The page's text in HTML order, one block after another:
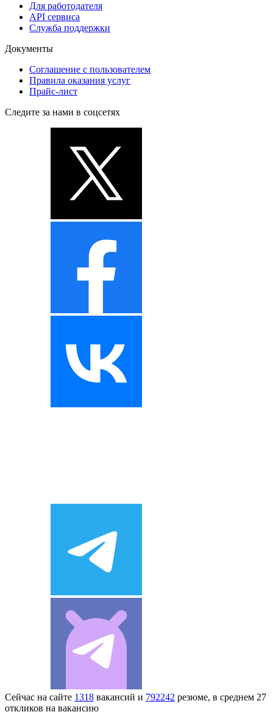
Для работодателя
API сервиса
Служба поддержки
Документы
Соглашение с пользователем
Правила оказания услуг
Прайс-лист
Следите за нами в соцсетях
Сейчас на сайте 1318 вакансий и 792242 резюме, в среднем 27
откликов на вакансию